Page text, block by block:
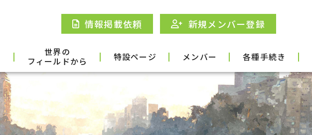
情報掲載依頼 新規メンバー登録
世界の
フィールドから 特設ページ メンバー 各種手続き